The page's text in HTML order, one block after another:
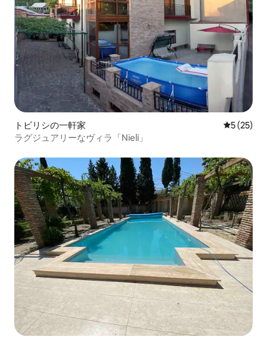
トビリシの一軒家 レビュー
5 (25)
ラグジュアリーなヴィラ「Nieli」